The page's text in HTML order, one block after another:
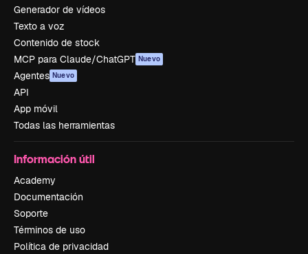
Generador de vídeos
Texto a voz
Contenido de stock
MCP para Claude/ChatGPT Nuevo
Agentes Nuevo
API
App móvil
Todas las herramientas
Información útil
Academy
Documentación
Soporte
Términos de uso
Política de privacidad